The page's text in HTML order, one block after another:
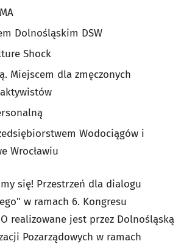
Dolnośląskim DSW
Shock
Miejscem dla zmęczonych
Wodociągów i
Wrocławiu
się! Przestrzeń dla dialogu
w ramach 6. Kongresu
realizowane jest przez Dolnośląską
Pozarządowych w ramach